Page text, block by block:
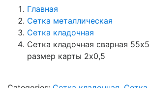
Главная
Сетка металлическая
Сетка кладочная
Сетка кладочная сварная
размер карты 2х0,5